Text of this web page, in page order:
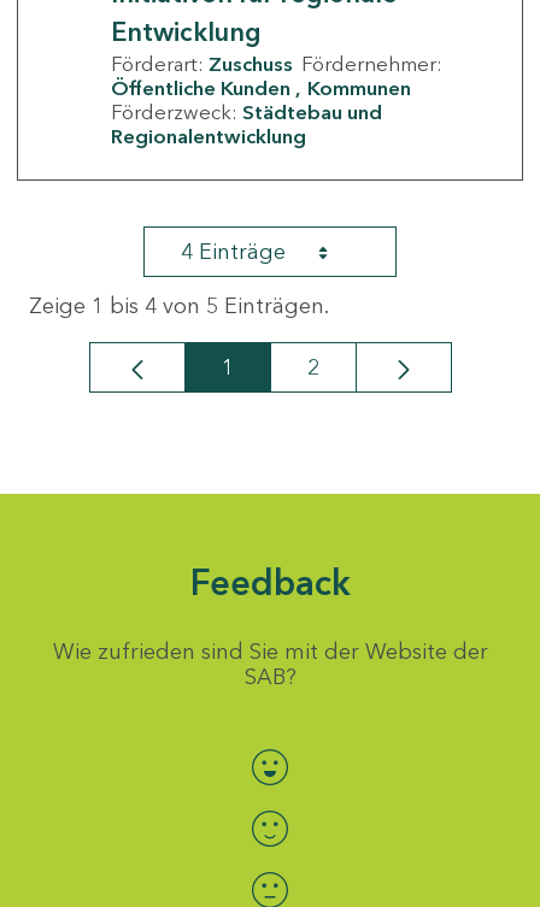
Entwicklung
Förderart: Zuschuss Fördernehmer:
Öffentliche Kunden
Kommunen
Förderzweck: Städtebau und
Regionalentwicklung
4 Einträge
Zeige 1 bis 4 von 5 Einträgen.
Seite
1 Seite
2
Feedback
Wie zufrieden sind Sie mit der Website der
SAB?
Bewertung auswählen